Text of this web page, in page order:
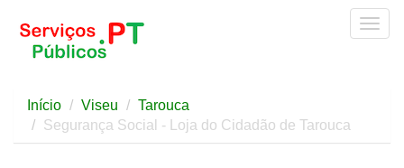
Início Viseu
Tarouca
Segurança Social - Loja do Cidadão de Tarouca